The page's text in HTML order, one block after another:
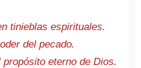
tinieblas espirituales.
del pecado.
eterno de Dios.